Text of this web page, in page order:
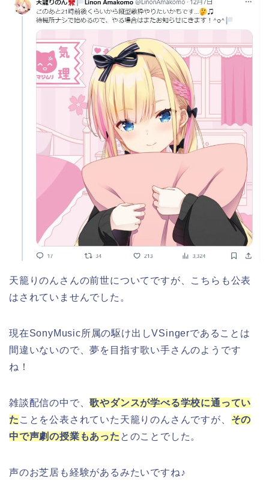
天籠りのんさんの前世についてですが、こちらも公表
はされていませんでした。
現在SonyMusic所属の駆け出しVSingerであることは
間違いないので、夢を目指す歌い手さんのようです
ね！
雑談配信の中で、歌やダンスが学べる学校に通ってい
た ことを公表されていた天籠りのんさんですが、 その
中で声劇の授業もあった とのことでした。
声のお芝居も経験があるみたいですね♪